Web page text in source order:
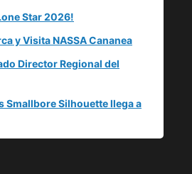
Star 2026!
y Visita NASSA Cananea
Director Regional del
Smallbore Silhouette llega a